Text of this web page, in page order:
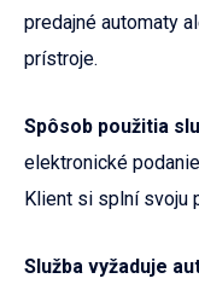
predajné automaty
prístroje.
Spôsob použitia
elektronické
Klient si splní svoju
Služba vyžaduje